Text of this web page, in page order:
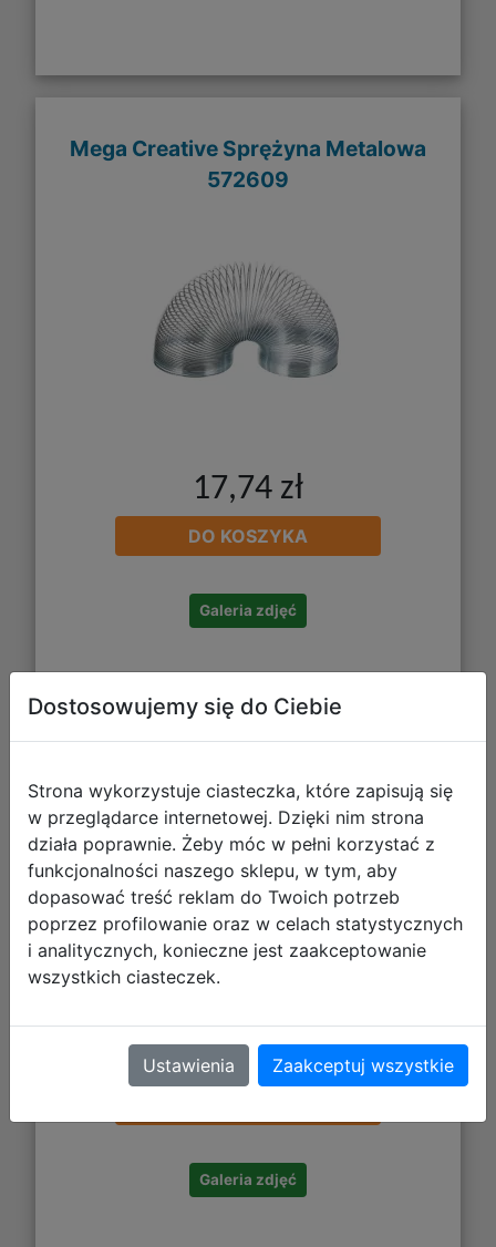
Mega Creative Sprężyna Metalowa
572609
17,74 zł
DO KOSZYKA
Galeria zdjęć
Mega Creative Wachlarz w Kwiaty
23cm. 556913
7,72 zł
Galeria zdjęć
Dostosowujemy się do Ciebie
Strona wykorzystuje ciasteczka, które zapisują się
w przeglądarce internetowej. Dzięki nim strona
działa poprawnie. Żeby móc w pełni korzystać z
funkcjonalności naszego sklepu, w tym, aby
dopasować treść reklam do Twoich potrzeb
poprzez profilowanie oraz w celach statystycznych
i analitycznych, konieczne jest zaakceptowanie
wszystkich ciasteczek.
Ustawienia Zaakceptuj wszystkie